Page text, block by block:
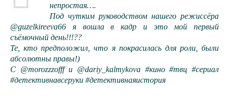
непростая….
Под чутким руководством нашего режиссёра
@guzelkireeva66 я вошла в кадр и это мой первый
съёмочный день!!!??
Те, кто предположил, что я покрасилась для роли, были
абсолютны правы!)
С @morozzzofff и @dariy_kalmykova #кино #твц #сериал
#детективнавсеруки #детективнаяистория